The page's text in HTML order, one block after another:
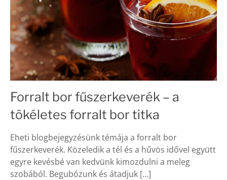
Forralt bor fűszerkeverék – a
tökéletes forralt bor titka
Eheti blogbejegyzésünk témája a forralt bor
fűszerkeverék. Közeledik a tél és a hűvös idővel együtt
egyre kevésbé van kedvünk kimozdulni a meleg
szobából. Begubózunk és átadjuk […]